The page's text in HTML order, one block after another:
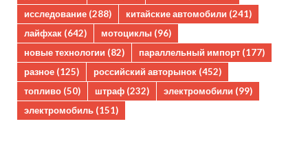
исследование (288) китайские автомобили (241)
лайфхак (642) мотоциклы (96)
новые технологии (82) параллельный импорт (177)
разное (125) российский авторынок (452)
топливо (50) штраф (232) электромобили (99)
электромобиль (151)